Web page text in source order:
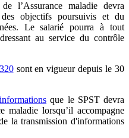
l’Assurance maladie devra
objectifs poursuivis et du
Le salarié pourra à tout
au service du contrôle
sont en vigueur depuis le 30
informations que le SPST devra
maladie lorsqu’il accompagne
la transmission d'informations